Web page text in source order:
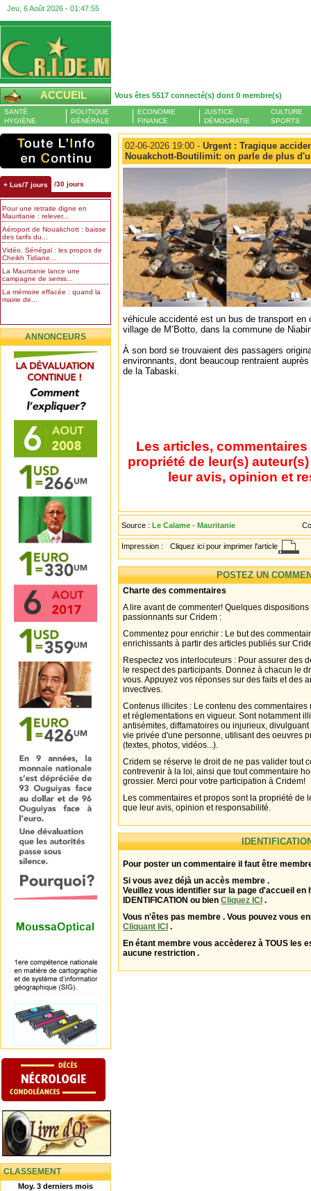
Jeu, 6 Août 2026 - 01:47:56
ACCUEIL Vous êtes 5517 connecté(s) dont 0 membre(s)
SANTÉ
HYGIÈNE
POLITIQUE
GÉNÉRALE
ECONOMIE
FINANCE
JUSTICE
DÉMOCRATIE
CULTURE
SPORTS
+ Lus/7 jours /30 jours
Pour une retraite digne en
Mauritanie : relever...
Aéroport de Nouakchott : baisse
des tarifs du...
Vidéo. Sénégal : les propos de
Cheikh Tidiane...
La Mauritanie lance une
campagne de semis...
La mémoire effacée : quand la
mairie de...
ANNONCEURS
CLASSEMENT
Moy. 3 derniers mois
02-06-2026 19:00 - Urgent : Tragique
Nouakchott-Boutilimit: on parle de plus
véhicule accidenté est un bus de transport
village de M’Botto, dans la commune de
À son bord se trouvaient des passagers
environnants, dont beaucoup rentraient
de la Tabaski.
Les articles,
propriété de leur(s)
leur avis, opinion et
Source : Le Calame - Mauritanie
Impression : Cliquez ici pour imprimer l'article
POSTEZ UN
Charte des commentaires
A lire avant de commenter! Quelques
passionnants sur Cridem :
Commentez pour enrichir : Le but des
enrichissants à partir des articles publiés sur
Respectez vos interlocuteurs : Pour assurer des
le respect des participants. Donnez à chacun le
vous. Appuyez vos réponses sur des faits et des
invectives.
Contenus illicites : Le contenu des
et réglementations en vigueur. Sont notamment
antisémites, diffamatoires ou injurieux,
vie privée d'une personne, utilisant des oeuvres
(textes, photos, vidéos...).
Cridem se réserve le droit de ne pas valider tout
contrevenir à la loi, ainsi que tout commentaire
grossier. Merci pour votre participation à Cridem!
Les commentaires et propos sont la propriété de
que leur avis, opinion et responsabilité.
Pour poster un commentaire il faut être
Si vous avez déjà un accès membre .
Veuillez vous identifier sur la page d'accueil en
IDENTIFICATION ou bien Cliquez ICI .
Vous n'êtes pas membre . Vous pouvez vous
Cliquant ICI .
En étant membre vous accèderez à TOUS les
aucune restriction .